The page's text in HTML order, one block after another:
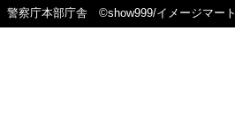
警察庁本部庁舎 ©show999/イメージマート